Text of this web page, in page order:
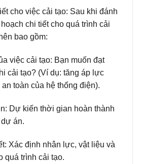
cho việc cải tạo: Sau khi đánh
chi tiết cho quá trình cải
bao gồm:
việc cải tạo: Bạn muốn đạt
cải tạo? (Ví dụ: tăng áp lực
toàn của hệ thống điện).
Dự kiến thời gian hoàn thành
án.
Xác định nhân lực, vật liệu và
quá trình cải tạo.